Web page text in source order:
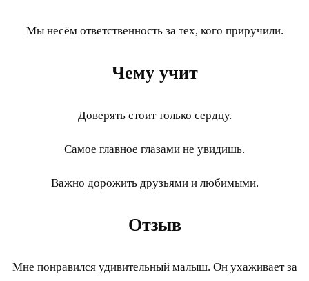
Мы несём ответственность за тех, кого приручили.
Чему учит
Доверять стоит только сердцу.
Самое главное глазами не увидишь.
Важно дорожить друзьями и любимыми.
Отзыв
Мне понравился удивительный малыш. Он ухаживает за